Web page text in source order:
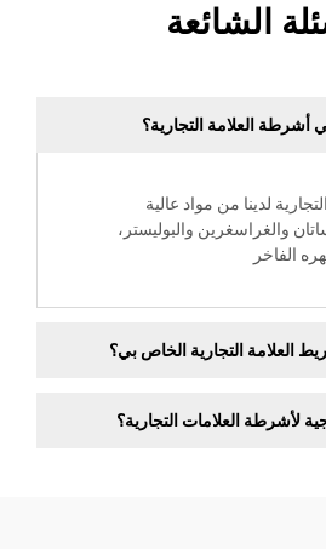
الشائعة
أشرطة العلامة التجارية؟
لدينا من مواد عالية
والغراسغرين والبوليستر،
الفاخر
العلامة التجارية الخاص بي؟
لأشرطة العلامات التجارية؟